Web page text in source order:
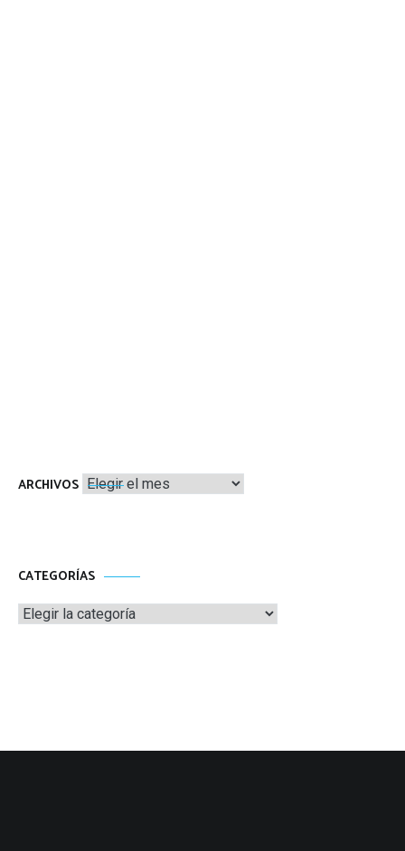
ARCHIVOS Archivos
CATEGORÍAS
Categorías